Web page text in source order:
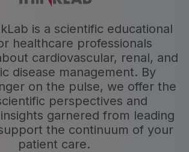
is a scientific educational
healthcare professionals
cardiovascular, renal, and
disease management. By
on the pulse, we offer the
perspectives and
garnered from leading
the continuum of your
patient care.